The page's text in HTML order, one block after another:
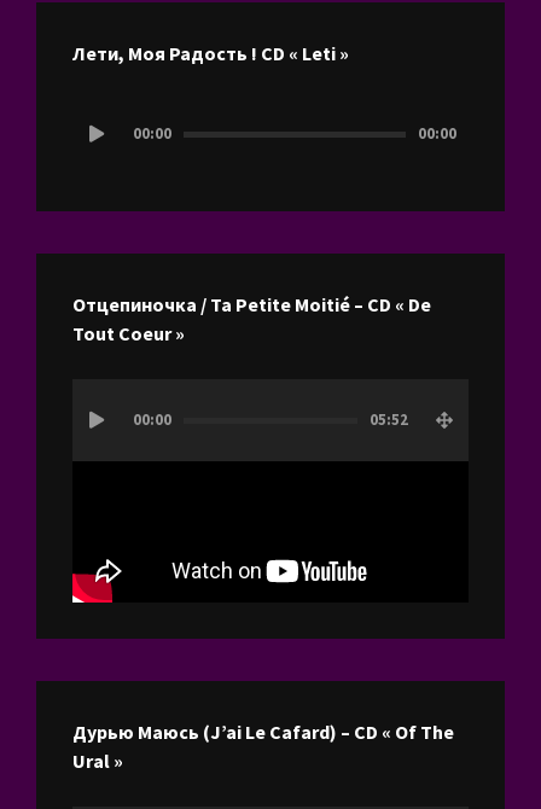
Лети, Моя Радость ! CD « Leti »
audio
00:00 00:00
Отцепиночка / Ta Petite Moitié – CD « De
Tout Coeur »
vidéo
00:00 05:52
Дурью Маюсь (J’ai Le Cafard) – CD « Of The
Ural »